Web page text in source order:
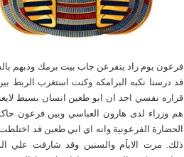
فرعون يوم راد يتفرعن جاب بيت برمك وذبهم
قد درسنا نكبه البرامكه وكنت استغرب الربط
قراره نفسي اجد ان ابو طعين انسان بسيط
هم وزراء لدى هارون العباسي وبين فرعون
الحضارة الفرعونية وانه اي ابي طعين قد
ذلك. مرت الاياَم والسنين وقد شارفت علي